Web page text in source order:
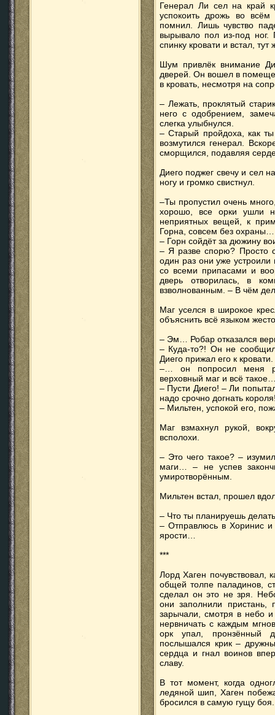
Генерал Ли сел на край
успокоить дрожь во
помнил. Лишь чувство
вырывало пол из-под ног.
спинку кровати и встал,
Шум привлёк внимание
дверей. Он вошел в
в кровать, несмотря на
– Лежать, проклятый
него с одобрением,
слегка улыбнулся.
– Старый пройдоха, как
возмутился генерал.
сморщился, подавляя
Диего поджег свечу и сел
ногу и громко свистнул.
–Ты пропустил очень
хорошо, все орки ушли
неприятных вещей, к
Горна, совсем без охраны…
– Горн сойдёт за дюжину
– Я разве спорю? Просто
один раз они уже устроили
со всеми припасами и
дверь отворилась, в
взволнованным. – В чём
Маг уселся в широкое
объяснить всё языком
– Эм… Робар отказался
– Куда-то?! Он не
Диего прижал его к кровати.
–… он попросил меня
верховный маг и всё
– Пусти Диего! – Ли
надо срочно догнать
– Мильтен, успокой его,
Маг взмахнул рукой,
всполохи.
– Это чего такое? –
маги… – не успев
умиротворённым.
Мильтен встал, прошел
– Что ты планируешь
– Отправлюсь в Хоринис и
ярости…
***
Лорд Хаген почувствовал,
общей толпе паладинов,
сделал он это не зря.
они заполнили
зарычали, смотря в небо
нервничать с каждым
орк упал, пронзённый
послышался крик –
сердца и гнал воинов
славу.
В тот момент, когда
ледяной шип, Хаген
бросился в самую гущу боя.